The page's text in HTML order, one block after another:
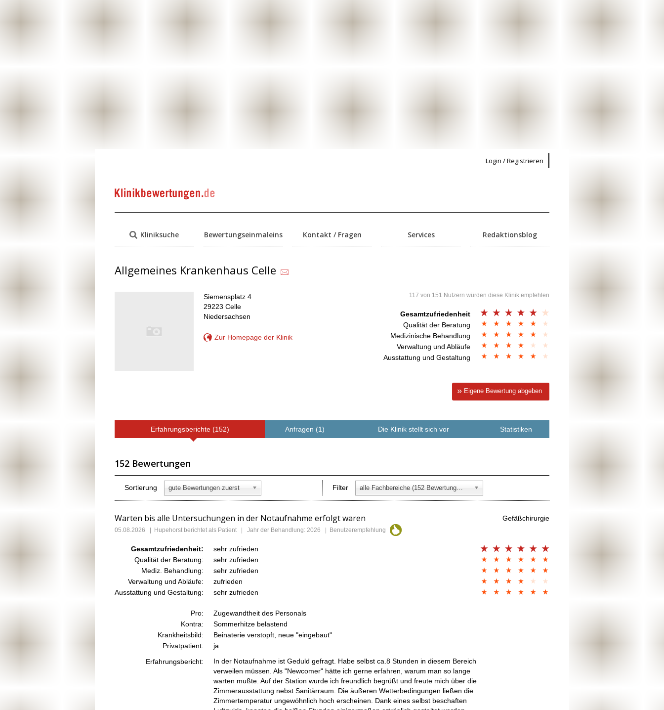
Login / Registrieren
Kliniksuche Bewertungseinmaleins Kontakt / Fragen Services Redaktionsblog
Allgemeines Krankenhaus Celle
Siemensplatz 4
29223 Celle
Niedersachsen
Zur Homepage der Klinik
117 von 151 Nutzern würden diese Klinik empfehlen
Gesamtzufriedenheit
Qualität der Beratung
Medizinische Behandlung
Verwaltung und Abläufe
Ausstattung und Gestaltung
Eigene Bewertung abgeben
Erfahrungsberichte (152) Anfragen (1) Die Klinik stellt sich vor Statistiken
152 Bewertungen
Sortierung gute Bewertungen zuerst Filter alle Fachbereiche (152 Bewertungen)
Warten bis alle Untersuchungen in der Notaufnahme erfolgt waren Gefäßchirurgie
05.08.2026 Hupehorst berichtet als Patient | Jahr der Behandlung: 2026 | Benutzerempfehlung
Gesamtzufriedenheit:
sehr zufrieden
Qualität der Beratung:
sehr zufrieden
Mediz. Behandlung:
sehr zufrieden
Verwaltung und Abläufe:
zufrieden
Ausstattung und Gestaltung:
sehr zufrieden
Pro:
Zugewandtheit des Personals
Kontra:
Sommerhitze belastend
Krankheitsbild:
Beinaterie verstopft, neue "eingebaut"
Privatpatient:
ja
Erfahrungsbericht:
In der Notaufnahme ist Geduld gefragt. Habe selbst ca.8 Stunden in diesem Bereich
verweilen müssen. Als "Newcomer" hätte ich gerne erfahren, warum man so lange
warten mußte. Auf der Station wurde ich freundlich begrüßt und freute mich über die
Zimmerausstattung nebst Sanitärraum. Die äußeren Wetterbedingungen ließen die
Zimmertemperatur ungewöhnlich hoch erscheinen. Dank eines selbst beschaften